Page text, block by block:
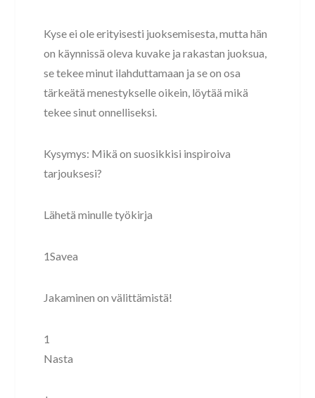
Kyse ei ole erityisesti juoksemisesta, mutta hän
on käynnissä oleva kuvake ja rakastan juoksua,
se tekee minut ilahduttamaan ja se on osa
tärkeätä menestykselle oikein, löytää mikä
tekee sinut onnelliseksi.
Kysymys: Mikä on suosikkisi inspiroiva
tarjouksesi?
Lähetä minulle työkirja
1Savea
Jakaminen on välittämistä!
1
Nasta